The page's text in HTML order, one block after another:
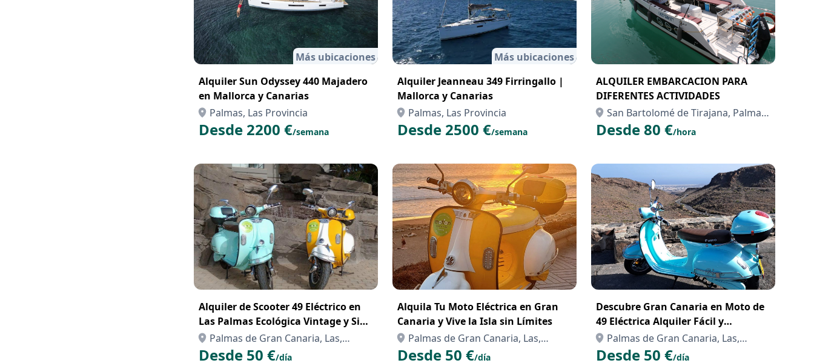
Más ubicaciones
Alquiler Sun Odyssey 440 Majadero
en Mallorca y Canarias
Palmas, Las Provincia
Desde 2200 €/semana
Más ubicaciones
Alquiler Jeanneau 349 Firringallo |
Mallorca y Canarias
Palmas, Las Provincia
Desde 2500 €/semana
ALQUILER EMBARCACION PARA
DIFERENTES ACTIVIDADES
San Bartolomé de Tirajana, Palmas,
Las
Desde 80 €/hora
Alquiler de Scooter 49 Eléctrico en
Las Palmas Ecológica Vintage y Sin
Carnet A
Palmas de Gran Canaria, Las,
Palmas, Las
Desde 50 €/día
Alquila Tu Moto Eléctrica en Gran
Canaria y Vive la Isla sin Límites
Palmas de Gran Canaria, Las,
Palmas, Las
Desde 50 €/día
Descubre Gran Canaria en Moto de
49 Eléctrica Alquiler Fácil y
Sostenible
Palmas de Gran Canaria, Las,
Palmas, Las
Desde 50 €/día